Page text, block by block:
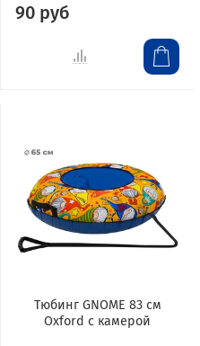
90 руб
Тюбинг GNOME 83 см
Oxford с камерой